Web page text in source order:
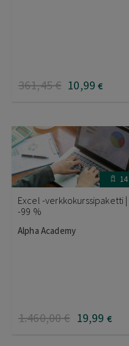
361,45€ 10,99 €
14
Excel -verkkokurssipaketti |
-99 %
Alpha Academy
1.460,00€ 19,99 €